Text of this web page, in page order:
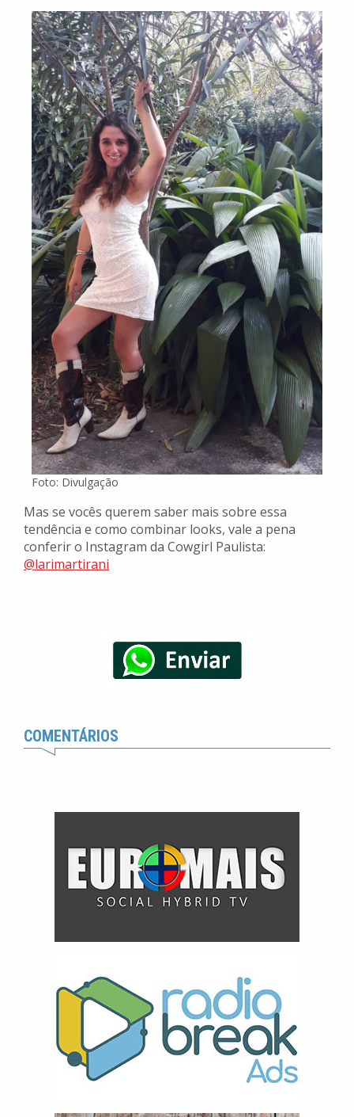
Foto: Divulgação
Mas se vocês querem saber mais sobre essa
tendência e como combinar looks, vale a pena
conferir o Instagram da Cowgirl Paulista:
@larimartirani
COMENTÁRIOS